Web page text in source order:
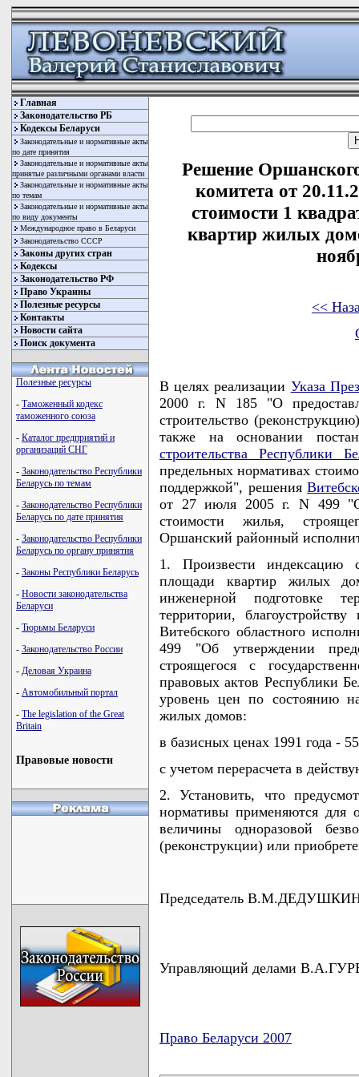
Главная
Законодательство РБ
Кодексы Беларуси
Законодательные и нормативные акты
по дате принятия
Законодательные и нормативные акты
принятые различными органами власти
Законодательные и нормативные акты
по темам
Законодательные и нормативные акты
по виду документы
Международное право в Беларуси
Законодательство СССР
Законы других стран
Кодексы
Законодательство РФ
Право Украины
Полезные ресурсы
Контакты
Новости сайта
Поиск документа
Полезные ресурсы
- Таможенный кодекс
таможенного союза
- Каталог предприятий и
организаций СНГ
- Законодательство Республики
Беларусь по темам
- Законодательство Республики
Беларусь по дате принятия
- Законодательство Республики
Беларусь по органу принятия
- Законы Республики Беларусь
- Новости законодательства
Беларуси
- Тюрьмы Беларуси
- Законодательство России
- Деловая Украина
- Автомобильный портал
- The legislation of the Great
Britain
Правовые новости
Решение
комитета от
стоимости 1
квартир жилых
<<
В целях реализации Указа
2000 г. N 185 "О
строительство
также на основании
строительства Республики
предельных нормативах
поддержкой", решения
от 27 июля 2005 г. N 499
стоимости жилья,
Оршанский районный
1. Произвести индексацию
площади квартир жилых
инженерной подготовке
территории,
Витебского областного
499 "Об утверждении
строящегося с
правовых актов Республики
уровень цен по состоянию
жилых домов:
в базисных ценах 1991 года -
с учетом перерасчета в
2. Установить, что
нормативы применяются для
величины одноразовой
(реконструкции) или
Председатель
Управляющий делами
Право Беларуси 2007